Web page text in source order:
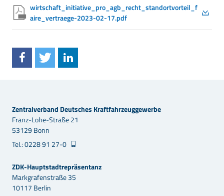
wirtschaft_initiative_pro_agb_recht_standortvorteil_f
aire_vertraege-2023-02-17.pdf
Zentralverband Deutsches Kraftfahrzeuggewerbe
Franz-Lohe-Straße 21
53129 Bonn
Tel.: 0228 91 27-0
ZDK-Hauptstadtrepräsentanz
Markgrafenstraße 35
10117 Berlin